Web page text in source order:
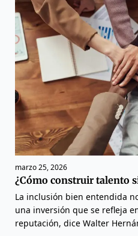
marzo 25, 2026
¿Cómo construir talento
La inclusión bien entendida
una inversión que se refleja
reputación, dice Walter